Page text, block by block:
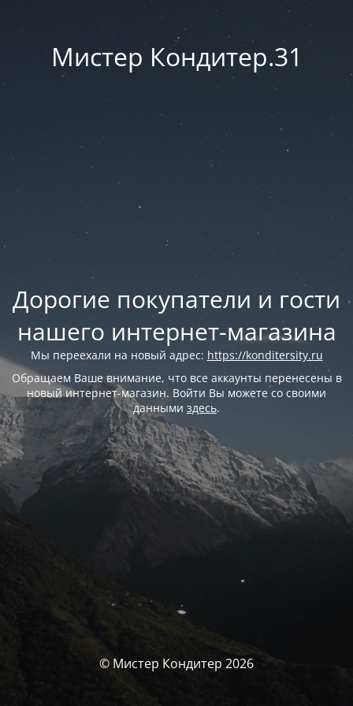
Мистер Кондитер.31
Дорогие покупатели и гости
нашего интернет-магазина
Мы переехали на новый адрес: https://konditersity.ru
Обращаем Ваше внимание, что все аккаунты перенесены в
новый интернет-магазин. Войти Вы можете со своими
данными здесь.
© Мистер Кондитер 2026